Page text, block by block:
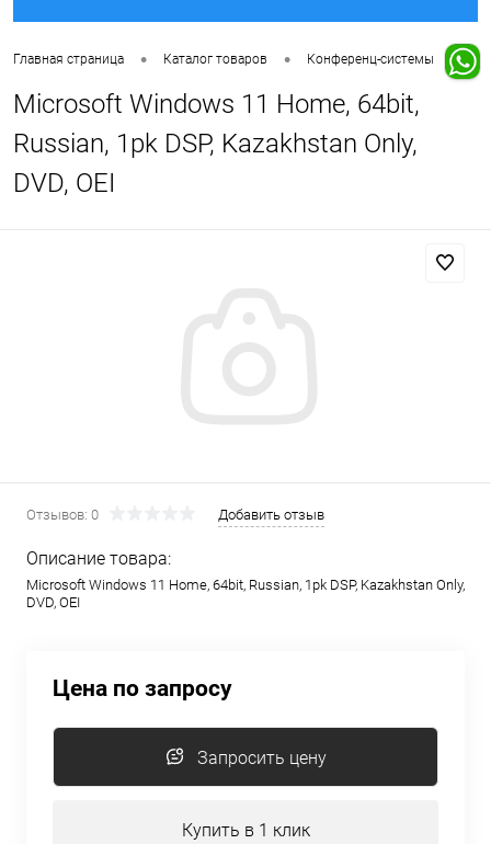
Главная страница • Каталог товаров • Конференц-системы •
Microsoft Windows 11 Home, 64bit,
Russian, 1pk DSP, Kazakhstan Only,
DVD, OEI
Отзывов: 0 Добавить отзыв
Описание товара:
Microsoft Windows 11 Home, 64bit, Russian, 1pk DSP, Kazakhstan Only,
DVD, OEI
Цена по запросу
Запросить цену
Купить в 1 клик